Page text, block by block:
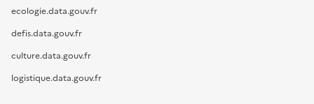
ecologie.data.gouv.fr
defis.data.gouv.fr
culture.data.gouv.fr
logistique.data.gouv.fr